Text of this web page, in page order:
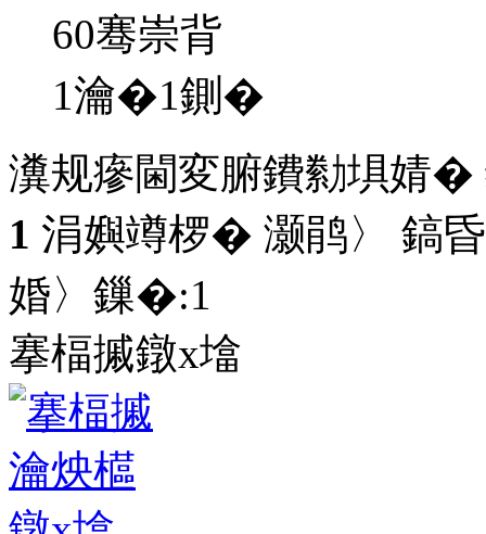
60骞崇背
1瀹�1鍘�
瀵规瘮閫変腑鐨勬埧婧�
1 涓嬩竴椤� 灏鹃〉 鎬
婚〉鏁�:1
搴楅摵鐓х墖